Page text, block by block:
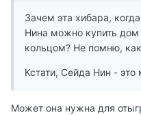
Зачем эта хибара,
Нина можно купить дом
кольцом? Не помню, как
Кстати, Сейда Нин - это
Может она нужна для